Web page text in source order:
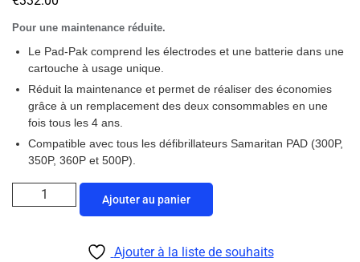
Pour une maintenance réduite.
Le Pad-Pak comprend les électrodes et une batterie dans une
cartouche à usage unique.
Réduit la maintenance et permet de réaliser des économies
grâce à un remplacement des deux consommables en une
fois tous les 4 ans.
Compatible avec tous les défibrillateurs Samaritan PAD (300P,
350P, 360P et 500P).
Ajouter au panier
Ajouter à la liste de souhaits